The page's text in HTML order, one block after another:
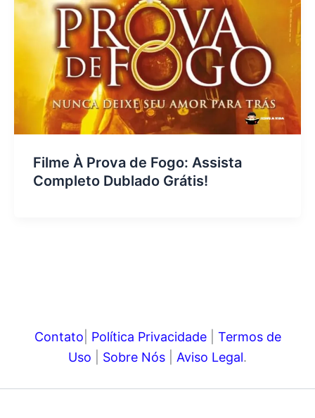
Filme À Prova de Fogo: Assista
Completo Dublado Grátis!
Contato Política Privacidade| Termos de
Uso
Sobre Nós Aviso Legal.